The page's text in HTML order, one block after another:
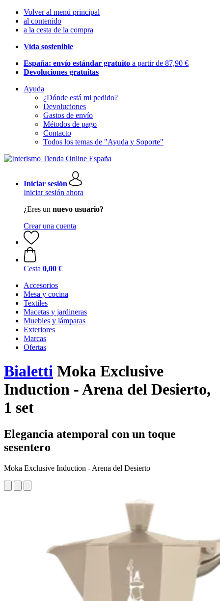
Volver al menú principal
al contenido
a la cesta de la compra
Vida sostenible
España: envío estándar gratuito a partir de 87,90 €
Devoluciones gratuitas
Ayuda
¿Dónde está mi pedido?
Devoluciones
Gastos de envío
Métodos de pago
Contacto
Todos los temas de "Ayuda y Soporte"
Iniciar sesión
Iniciar sesión ahora
¿Eres un nuevo usuario?
Crear una cuenta
Cesta 0,00 €
Accesorios
Mesa y cocina
Textiles
Macetas y jardineras
Muebles y lámparas
Exteriores
Marcas
Ofertas
Bialetti Moka Exclusive
Induction - Arena del Desierto,
1 set
Elegancia atemporal con un toque
sesentero
Moka Exclusive Induction - Arena del Desierto